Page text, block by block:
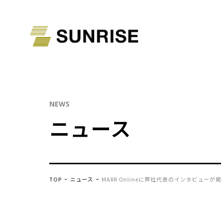
NEWS
ニュース
TOP ニュース MARR Onlineに弊社代表のインタビューが